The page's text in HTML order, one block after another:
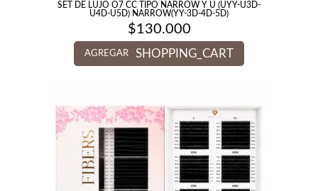
SET DE LUJO O7 CC TIPO NARROW Y U (UYY-U3D-
U4D-U5D) NARROW(YY-3D-4D-5D)
$130.000
AGREGAR SHOPPING_CART